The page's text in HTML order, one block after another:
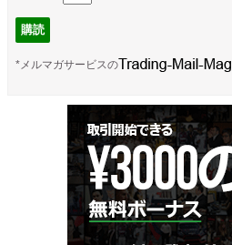
*メルマガサービスの